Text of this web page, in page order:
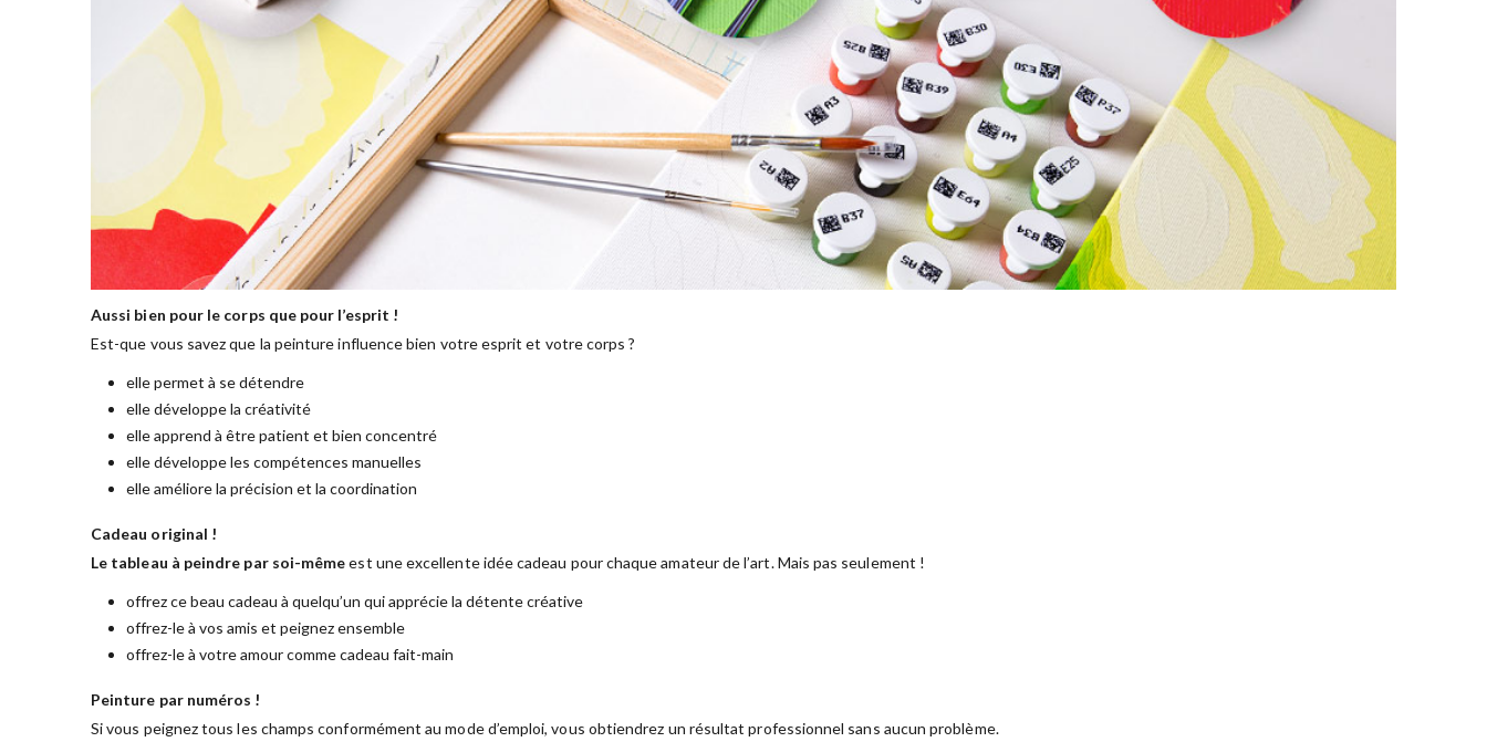
Aussi bien pour le corps que pour l’esprit !
Est-que vous savez que la peinture influence bien votre esprit et votre corps ?
elle permet à se détendre
elle développe la créativité
elle apprend à être patient et bien concentré
elle développe les compétences manuelles
elle améliore la précision et la coordination
Cadeau original !
Le tableau à peindre par soi-mêmeest une excellente idée cadeau pour chaque amateur de l’art. Mais pas seulement !
offrez ce beau cadeau à quelqu’un qui apprécie la détente créative
offrez-le à vos amis et peignez ensemble
offrez-le à votre amour comme cadeau fait-main
Peinture par numéros !
Si vous peignez tous les champs conformément au mode d’emploi, vous obtiendrez un résultat professionnel sans aucun problème.